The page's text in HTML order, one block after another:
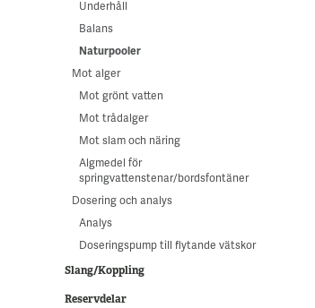
Underhåll
Balans
Naturpooler
Mot alger
Mot grönt vatten
Mot trådalger
Mot slam och näring
Algmedel för
springvattenstenar/bordsfontäner
Dosering och analys
Analys
Doseringspump till flytande vätskor
Slang/Koppling
Reservdelar